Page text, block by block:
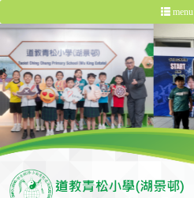
menu